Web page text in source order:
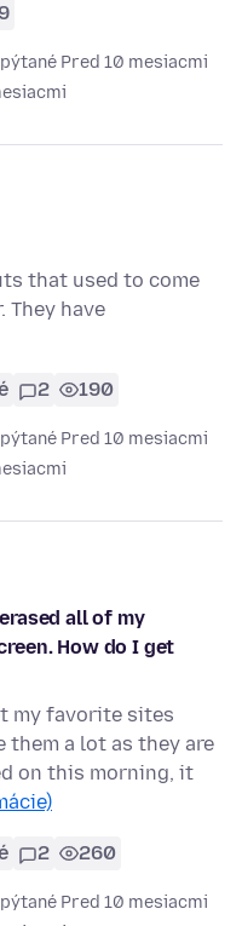
Pred 10 mesiacmi
that used to come
They have
2 190
Pred 10 mesiacmi
all of my
How do I get
my favorite sites
them a lot as they are
on this morning, it
2 260
Pred 10 mesiacmi